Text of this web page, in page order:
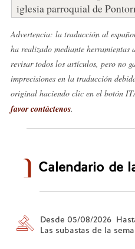
iglesia parroquial de
Advertencia: la traducción al
ha realizado mediante herramientas
revisar todos los artículos, pero no
imprecisiones en la traducción
original haciendo clic en el botón
favor contáctenos.
Calendario de
Desde 05/08/2026
Las subastas de la